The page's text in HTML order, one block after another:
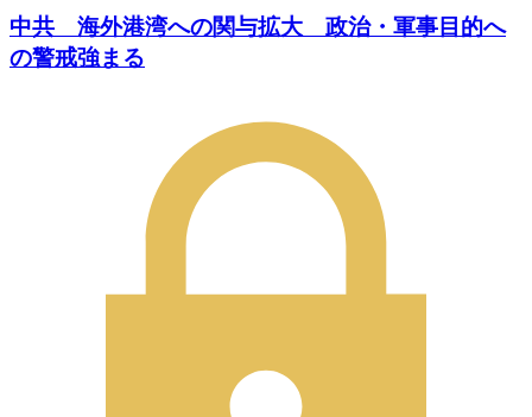
中共 海外港湾への関与拡大 政治・軍事目的へ
の警戒強まる